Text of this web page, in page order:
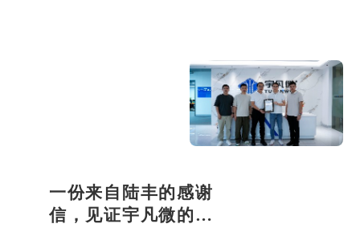
一份来自陆丰的感谢
信，见证宇凡微的社